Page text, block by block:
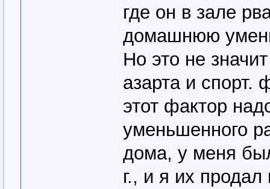
где он в зале
домашнюю
Но это не
азарта и спорт.
этот фактор
уменьшенного
дома, у меня
г., и я их